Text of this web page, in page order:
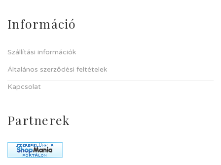
Információ
Szállítási információk
Általános szerződési feltételek
Kapcsolat
Partnerek